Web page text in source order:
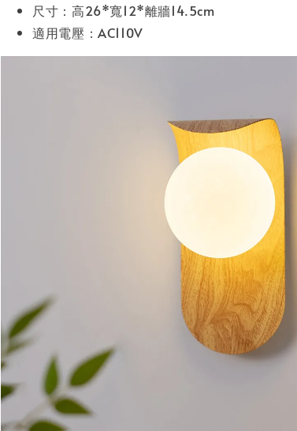
尺寸：高26*寬12*離牆14.5cm
適用電壓：AC110V